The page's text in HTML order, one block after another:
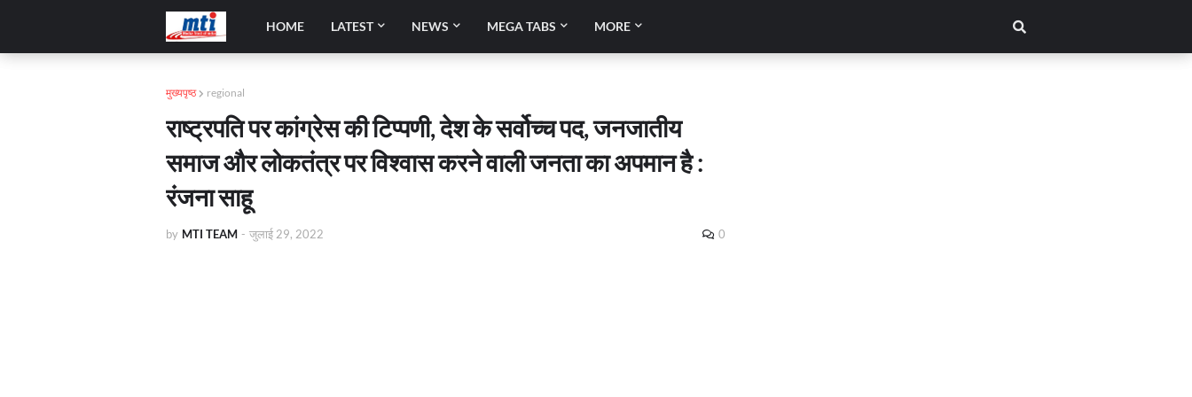
HOME LATEST NEWS MEGA TABS MORE
मुख्यपृष्ठ regional
राष्ट्रपति पर कांग्रेस की टिप्पणी, देश के सर्वोच्च पद, जनजातीय
समाज और लोकतंत्र पर विश्वास करने वाली जनता का अपमान है :
रंजना साहू
by MTI TEAM - जुलाई 29, 2022 0